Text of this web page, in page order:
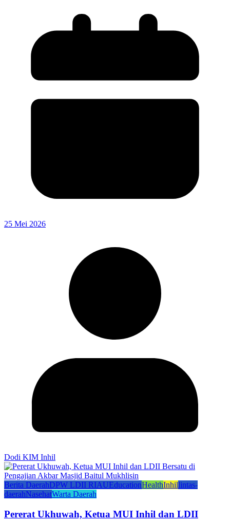
25 Mei 2026
Dodi KIM Inhil
Berita DaerahDPW LDII RIAUEducationHealthInhillintas-
daerahNasehatWarta Daerah
Pererat Ukhuwah, Ketua MUI Inhil dan LDII